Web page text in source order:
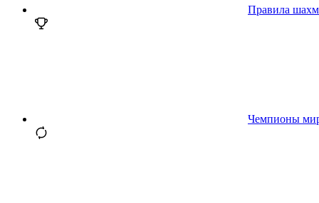
Правила
Чемпионы